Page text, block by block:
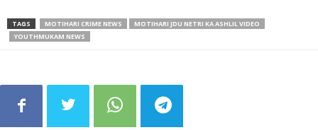
TAGS MOTIHARI CRIME NEWS
MOTIHARI JDU NETRI KA ASHLIL VIDEO
YOUTHMUKAM NEWS